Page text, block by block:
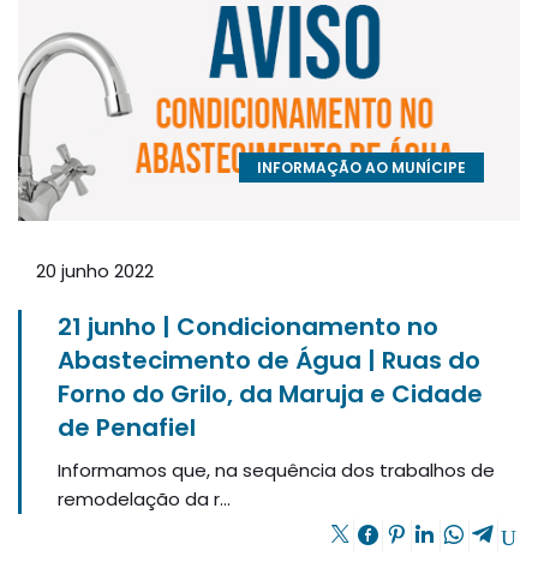
INFORMAÇÃO AO MUNÍCIPE
20 junho 2022
21 junho | Condicionamento no
Abastecimento de Água | Ruas do
Forno do Grilo, da Maruja e Cidade
de Penafiel
Informamos que, na sequência dos trabalhos de
remodelação da r...